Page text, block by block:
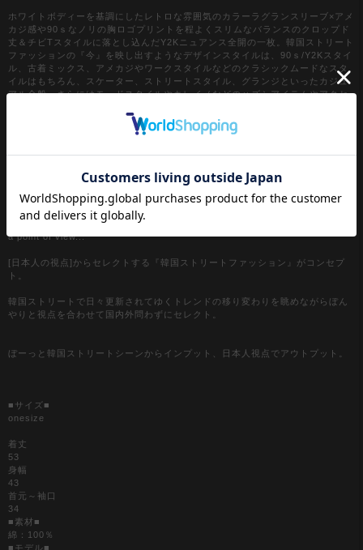
ホワイトボディーを基調にしたレトロな雰囲気のカラーラグランスリーブ×アメ
カジ感や90ｓなノリの胸ロゴプリントを程よくスリムなバランスのクロップド
丈＆チビTスタイルに落とし込んだY2Kニュアンス全開の一枚。韓国ストリート
ファッションの『今』を映し出すようなデザインスタイルは、90ｓ/Y2Kスタイ
ル、古着ミックス、アメカジやワークスタイルなどのクラシックムードなスタ
イルはもちろん、スケーター、ストリートスタイル、グランジといったカジュ
アル全般、さらにはモードスタイルやキレイメなどのハズシアイテムやアクセ
ネイビー / 紺
ワイン / バーガンディー
【a.p.o.v. / エーピーオービー】
a point of view...
[日本人の視点]からセレクトする『韓国ストリートファッション』がコンセプ
ト。
韓国ストリートで日々更新されてゆくトレンドの移り変わりを眺めながらぼん
やりと視点を合わせて国内外問わずにセレクト。
ぼーっと韓国ストリートシーンからインプット、日本人視点でアウトプット。
■サイズ■
onesize
着丈
53
身幅
43
首元～袖口
34
■素材■
綿：100％
■モデル■